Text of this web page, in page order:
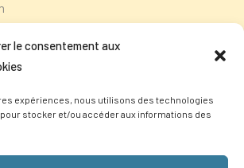
le consentement aux
expériences, nous utilisons des technologies
stocker et/ou accéder aux informations des